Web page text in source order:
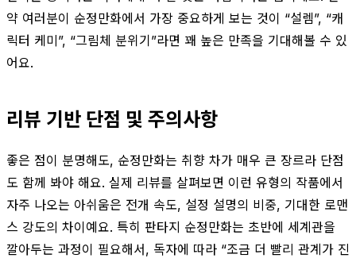
약 여러분이 순정만화에서 가장 중요하게 보는 것이 “설렘”, “캐
릭터 케미”, “그림체 분위기”라면 꽤 높은 만족을 기대해볼 수 있
어요.
리뷰 기반 단점 및 주의사항
좋은 점이 분명해도, 순정만화는 취향 차가 매우 큰 장르라 단점
도 함께 봐야 해요. 실제 리뷰를 살펴보면 이런 유형의 작품에서
자주 나오는 아쉬움은 전개 속도, 설정 설명의 비중, 기대한 로맨
스 강도의 차이예요. 특히 판타지 순정만화는 초반에 세계관을
깔아두는 과정이 필요해서, 독자에 따라 “조금 더 빨리 관계가 진